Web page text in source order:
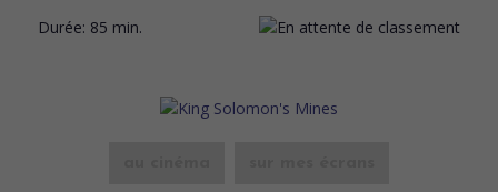
Durée: 85 min.